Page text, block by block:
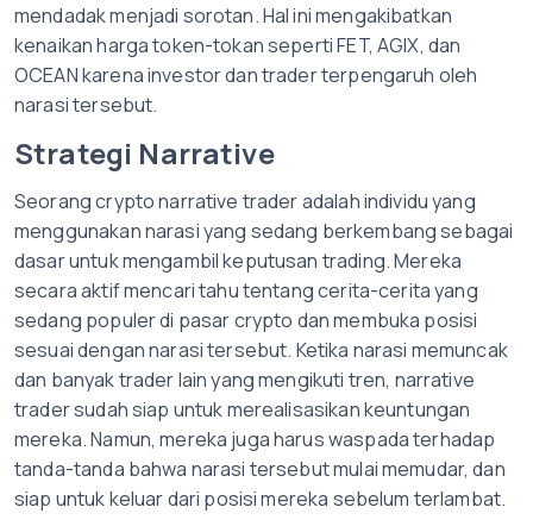
mendadak menjadi sorotan. Hal ini mengakibatkan
kenaikan harga token-tokan seperti FET, AGIX, dan
OCEAN karena investor dan trader terpengaruh oleh
narasi tersebut.
Strategi Narrative
Seorang crypto narrative trader adalah individu yang
menggunakan narasi yang sedang berkembang sebagai
dasar untuk mengambil keputusan trading. Mereka
secara aktif mencari tahu tentang cerita-cerita yang
sedang populer di pasar crypto dan membuka posisi
sesuai dengan narasi tersebut. Ketika narasi memuncak
dan banyak trader lain yang mengikuti tren, narrative
trader sudah siap untuk merealisasikan keuntungan
mereka. Namun, mereka juga harus waspada terhadap
tanda-tanda bahwa narasi tersebut mulai memudar, dan
siap untuk keluar dari posisi mereka sebelum terlambat.